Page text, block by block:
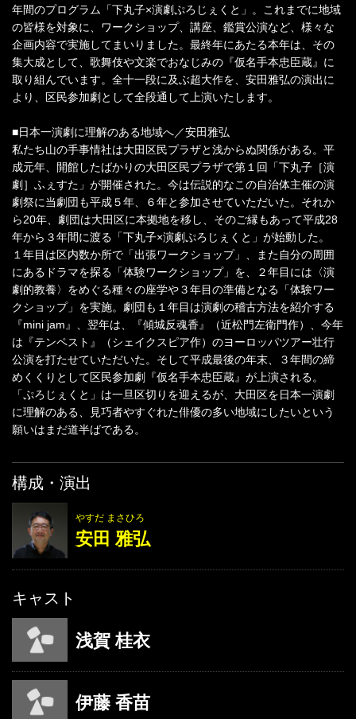
年間のプログラム「下丸子×演劇ぷろじぇくと」。これまでに地域
の皆様を対象に、ワークショップ、講座、鑑賞公演など、様々な
企画内容で実施してまいりました。最終年にあたる本年は、その
集大成として、歌舞伎や文楽でおなじみの『仮名手本忠臣蔵』に
取り組んでいます。全十一段に及ぶ超大作を、安田雅弘の演出に
より、区民参加劇として全段通して上演いたします。
■日本一演劇に理解のある地域へ／安田雅弘
私たち山の手事情社は大田区民プラザと浅からぬ関係がある。平
成元年、開館したばかりの大田区民プラザで第１回「下丸子［演
劇］ふぇすた」が開催された。今は伝説的なこの自治体主催の演
劇祭に当劇団も平成５年、６年と参加させていただいた。それか
ら20年、劇団は大田区に本拠地を移し、そのご縁もあって平成28
年から３年間に渡る「下丸子×演劇ぷろじぇくと」が始動した。
１年目は区内数か所で「出張ワークショップ」、また自分の周囲
にあるドラマを探る「体験ワークショップ」を、２年目には〈演
劇的教養〉をめぐる種々の座学や３年目の準備となる「体験ワー
クショップ」を実施。劇団も１年目は演劇の稽古方法を紹介する
『mini jam』、翌年は、『傾城反魂香』（近松門左衛門作）、今年
は『テンペスト』（シェイクスピア作）のヨーロッパツアー壮行
公演を打たせていただいた。そして平成最後の年末、３年間の締
めくくりとして区民参加劇『仮名手本忠臣蔵』が上演される。
「ぷろじぇくと」は一旦区切りを迎えるが、大田区を日本一演劇
に理解のある、見巧者やすぐれた俳優の多い地域にしたいという
願いはまだ道半ばである。
構成・演出
やすだ まさひろ
安田 雅弘
キャスト
浅賀 桂衣
伊藤 香苗